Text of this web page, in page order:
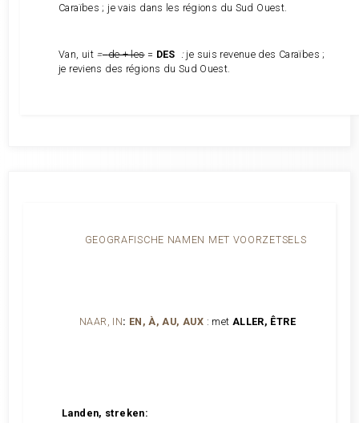
Caraïbes ; je vais dans les régions du Sud Ouest.
Van, uit = de + les= DES : je suis revenue des Caraïbes ;
je reviens des régions du Sud Ouest.
GEOGRAFISCHE NAMEN MET VOORZETSELS
NAAR, IN: EN, À, AU, AUX : met ALLER, ÊTRE
Landen, streken: